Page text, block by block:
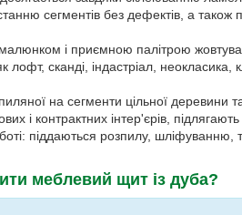
сегментів без дефектів, а
і приємною палітрою
лофт, сканді, індастріал,
на сегменти цільної
і контрактних інтер'єрів,
піддаються розпилу,
меблевий щит із дуба?